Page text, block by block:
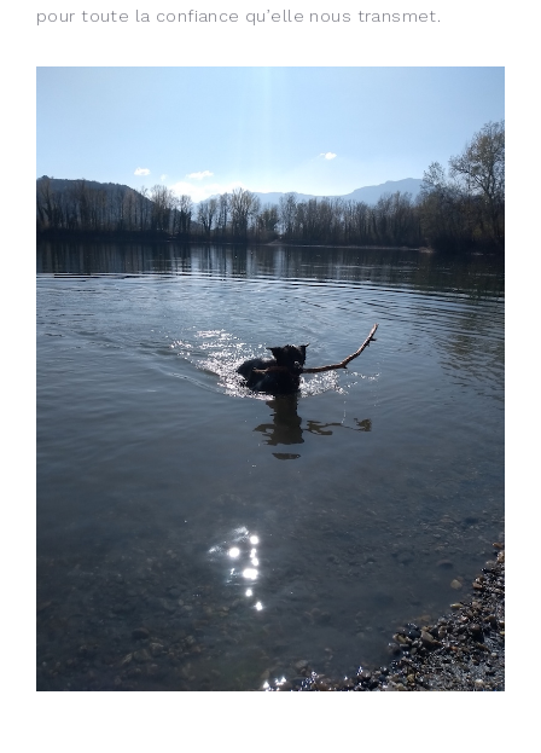
pour toute la confiance qu’elle nous transmet.